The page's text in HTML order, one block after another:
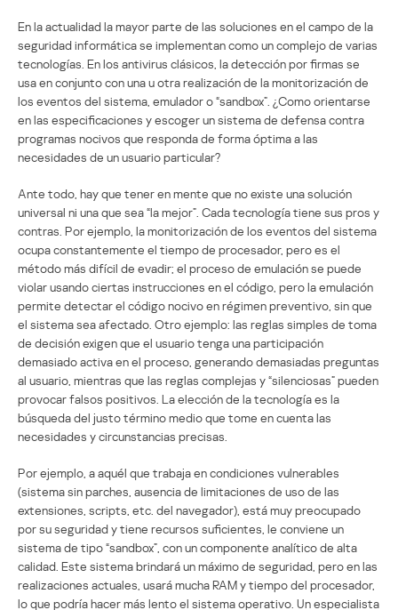
En la actualidad la mayor parte de las soluciones en el campo de la
seguridad informática se implementan como un complejo de varias
tecnologías. En los antivirus clásicos, la detección por firmas se
usa en conjunto con una u otra realización de la monitorización de
los eventos del sistema, emulador o “sandbox”. ¿Como orientarse
en las especificaciones y escoger un sistema de defensa contra
programas nocivos que responda de forma óptima a las
necesidades de un usuario particular?
Ante todo, hay que tener en mente que no existe una solución
universal ni una que sea “la mejor”. Cada tecnología tiene sus pros y
contras. Por ejemplo, la monitorización de los eventos del sistema
ocupa constantemente el tiempo de procesador, pero es el
método más difícil de evadir; el proceso de emulación se puede
violar usando ciertas instrucciones en el código, pero la emulación
permite detectar el código nocivo en régimen preventivo, sin que
el sistema sea afectado. Otro ejemplo: las reglas simples de toma
de decisión exigen que el usuario tenga una participación
demasiado activa en el proceso, generando demasiadas preguntas
al usuario, mientras que las reglas complejas y “silenciosas” pueden
provocar falsos positivos. La elección de la tecnología es la
búsqueda del justo término medio que tome en cuenta las
necesidades y circunstancias precisas.
Por ejemplo, a aquél que trabaja en condiciones vulnerables
(sistema sin parches, ausencia de limitaciones de uso de las
extensiones, scripts, etc. del navegador), está muy preocupado
por su seguridad y tiene recursos suficientes, le conviene un
sistema de tipo “sandbox”, con un componente analítico de alta
calidad. Este sistema brindará un máximo de seguridad, pero en las
realizaciones actuales, usará mucha RAM y tiempo del procesador,
lo que podría hacer más lento el sistema operativo. Un especialista